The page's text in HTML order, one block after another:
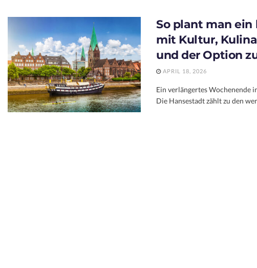
So plant man ein
mit Kultur,
und der Option
APRIL 18, 2026
Ein verlängertes Wochenende
Die Hansestadt zählt zu den